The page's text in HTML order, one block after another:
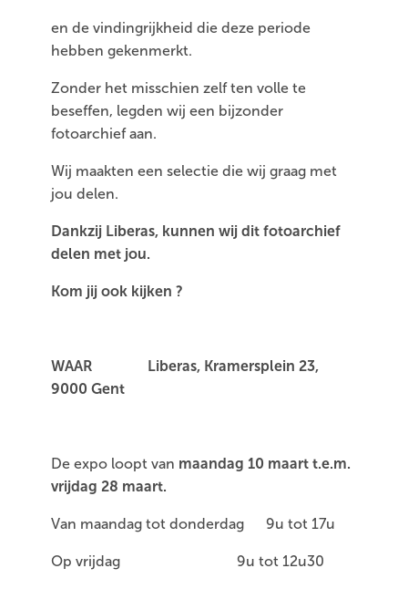
en de vindingrijkheid die deze periode
hebben gekenmerkt.
Zonder het misschien zelf ten volle te
beseffen, legden wij een bijzonder
fotoarchief aan.
Wij maakten een selectie die wij graag met
jou delen.
Dankzij Liberas, kunnen wij dit fotoarchief
delen met jou.
Kom jij ook kijken ?
WAAR Liberas, Kramersplein 23,
9000 Gent
De expo loopt van maandag 10 maart t.e.m.
vrijdag 28 maart.
Van maandag tot donderdag 9u tot 17u
Op vrijdag 9u tot 12u30